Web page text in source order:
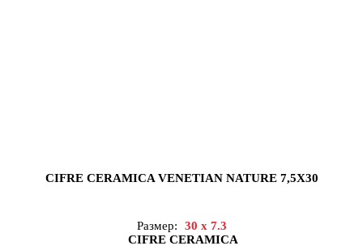
CIFRE CERAMICA VENETIAN NATURE 7,5X30
Размер:
30 x 7.3
CIFRE CERAMICA